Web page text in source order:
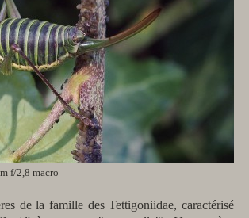
f/2,8 macro
de la famille des Tettigoniidae, caractérisé